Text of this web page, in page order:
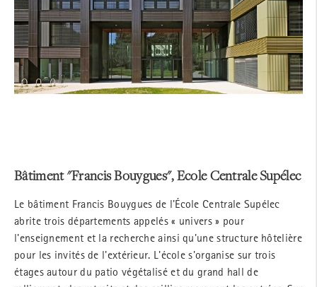
Bâtiment "Francis Bouygues", Ecole Centrale Supélec
Le bâtiment Francis Bouygues de l'École Centrale Supélec
abrite trois départements appelés « univers » pour
l'enseignement et la recherche ainsi qu'une structure hôtelière
pour les invités de l'extérieur. L'école s'organise sur trois
étages autour du patio végétalisé et du grand hall de